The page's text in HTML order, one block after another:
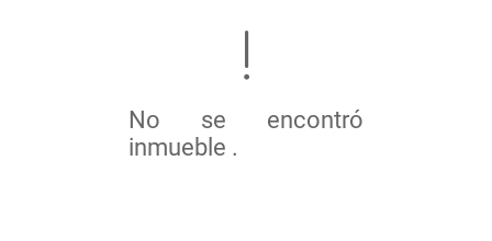
No se encontró
inmueble .